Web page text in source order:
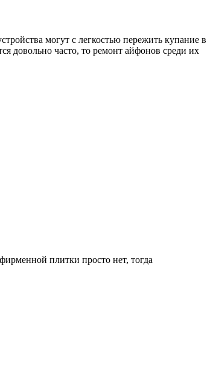
могут с легкостью пережить купание в
довольно часто, то ремонт айфонов среди их
плитки просто нет, тогда